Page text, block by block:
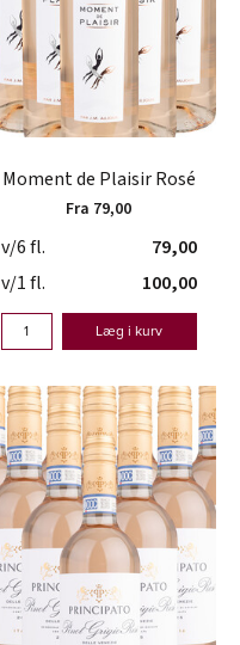
Moment de Plaisir Rosé
Fra 79,00
v/6 fl.
79,00
v/1 fl.
100,00
Læg i kurv